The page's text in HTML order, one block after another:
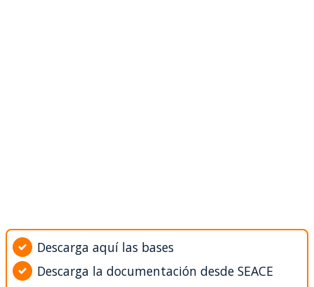
Descarga aquí las bases
Descarga la documentación desde SEACE